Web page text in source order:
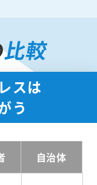
比較
スは
う
自治体